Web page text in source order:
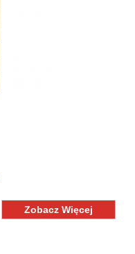
Zobacz Więcej